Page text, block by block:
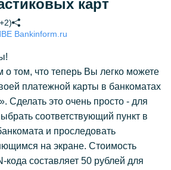
карт
Bankinform.ru
том, что теперь Вы легко можете
платежной карты в банкоматах
Сделать это очень просто - для
соответствующий пункт в
и проследовать
на экране. Стоимость
кода составляет 50 рублей для